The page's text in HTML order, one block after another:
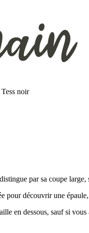
noir
par sa coupe
pour découvrir une
en dessous, sauf si